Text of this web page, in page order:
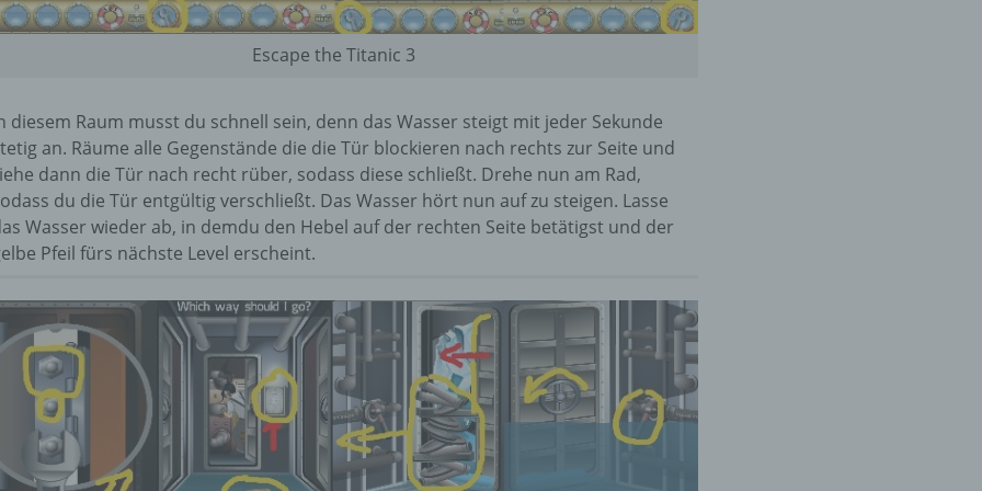
Escape the Titanic 3
diesem Raum musst du schnell sein, denn das Wasser steigt mit jeder Sekunde
an. Räume alle Gegenstände die die Tür blockieren nach rechts zur Seite und
dann die Tür nach recht rüber, sodass diese schließt. Drehe nun am Rad,
du die Tür entgültig verschließt. Das Wasser hört nun auf zu steigen. Lasse
Wasser wieder ab, in demdu den Hebel auf der rechten Seite betätigst und der
Pfeil fürs nächste Level erscheint.
Einschränkung der Verarbeitung ist die Markierung gespeicherter
e) Profiling
Profiling ist jede Art der automatisierten Verarbeitung
personenbezogener Daten, die darin besteht, dass diese
persönliche Aspekte, die sich auf eine natürliche Person beziehen,
zu bewerten, insbesondere, um Aspekte bezüglich Arbeitsleistung,
wirtschaftlicher Lage, Gesundheit, persönlicher Vorlieben, Interessen,
Zuverlässigkeit, Verhalten, Aufenthaltsort oder Ortswechsel dieser
natürlichen Person zu analysieren oder vorherzusagen.
f) Pseudonymisierung